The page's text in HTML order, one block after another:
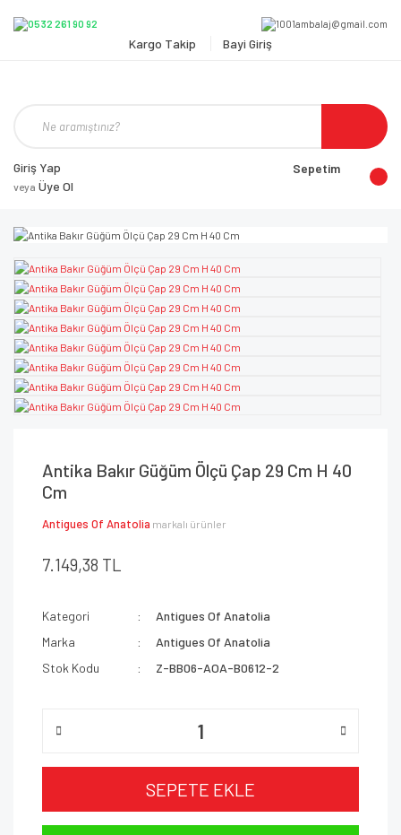
Kargo Takip Bayi Giriş
Giriş Yap
veya Üye Ol
Sepetim
Antika Bakır Güğüm Ölçü Çap 29 Cm H 40
Cm
Antigues Of Anatolia markalı ürünler
7.149,38 TL
Kategori
Antigues Of Anatolia
Marka
Antigues Of Anatolia
Stok Kodu
Z-BB06-AOA-B0612-2
SEPETE EKLE